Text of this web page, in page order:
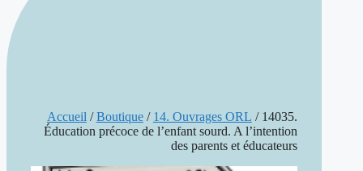
Accueil /Boutique/ 14. Ouvrages ORL / 14035.
Éducation précoce de l’enfant sourd. A l’intention
des parents et éducateurs